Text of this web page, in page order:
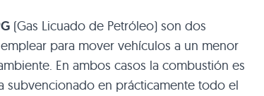
(Gas Licuado de Petróleo) son dos
para mover vehículos a un menor
En ambos casos la combustión es
subvencionado en prácticamente todo el